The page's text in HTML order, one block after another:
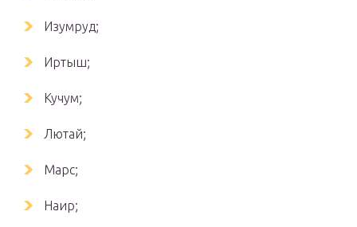
Изумруд;
Иртыш;
Кучум;
Лютай;
Марс;
Наир;